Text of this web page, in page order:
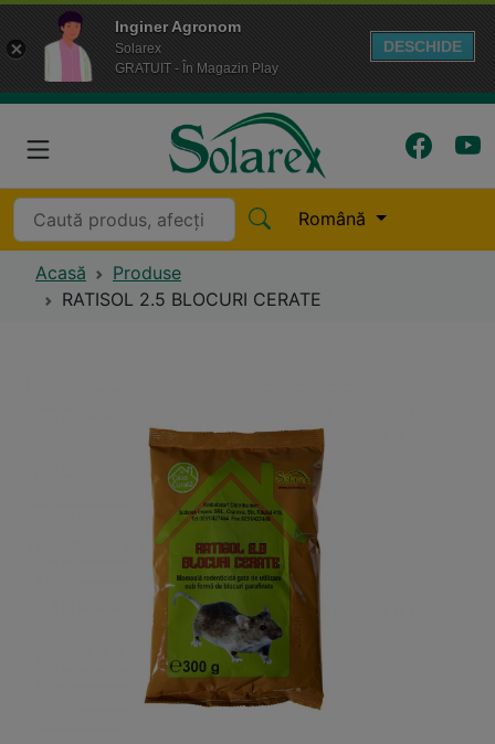
Inginer Agronom
Solarex
GRATUIT - În Magazin Play
DESCHIDE
Română
Acasă
Produse
RATISOL 2.5 BLOCURI CERATE